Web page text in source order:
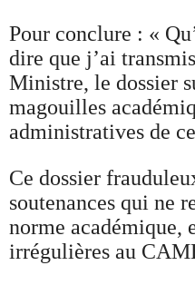
Pour conclure : «
dire que j’ai
Ministre, le dossier
magouilles
administratives de
Ce dossier
soutenances qui ne
norme académique,
irrégulières au